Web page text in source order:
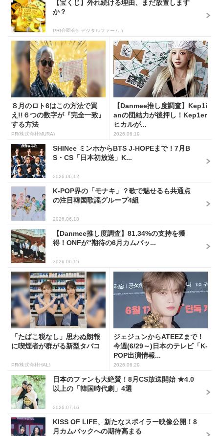
【宝くじ】外れ続ける理由、まだ放置します
か？
PR(合同会社デジタルファーム )
８月のロト6はこの方法で買
え!!６つの数字が『完全一致』
する方法
PR(株式会社MURA)
【Danmee推し度調査】Kep1i
anの団結力が後押し！Kep1er
ヒカルが...
2026.06.19
SHINee ミンホからBTS J-HOPEまで！7月B
S・CS「日本初放送」K...
2026.06.12
K-POP界の「モナキ」？歌で魅せるも共通点
の注目韓国歌謡グループ4組
2026.06.18
【Danmee推し度調査】81.34%の支持を獲
得！ONFが“期待の6月カムバッ...
2026.06.15
「たばこ税なし」思わぬ朗報
に喫煙者が群がる新型タバコ
PR(株式会社HAL)
ジェジュンからATEEZまで！
今週(6/29～)日本のテレビ「K-
POP出演情報...
2026.06.29
日本のファンも大絶賛！8月CS放送開始 ★4.0
以上の「韓国時代劇」4選
2026.07.16
KISS OF LIFE、新たなスポイラー映像公開！8
月カムバックへの期待高まる